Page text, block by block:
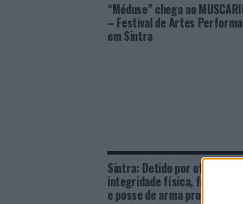
“Méduse” chega ao
– Festival de Artes
em Sintra
Sintra: Detido por ofensas à
integridade física, furto
e posse de arma proibida